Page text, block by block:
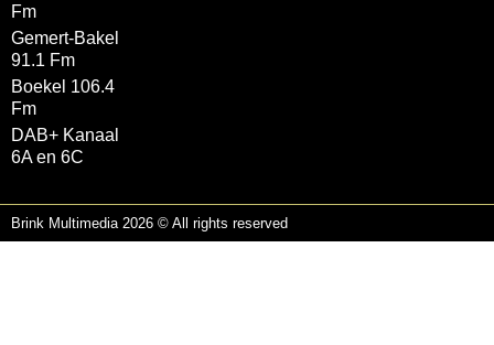
Fm
Gemert-Bakel
91.1 Fm
Boekel 106.4
Fm
DAB+ Kanaal
6A en 6C
Brink Multimedia 2026 © All rights reserved